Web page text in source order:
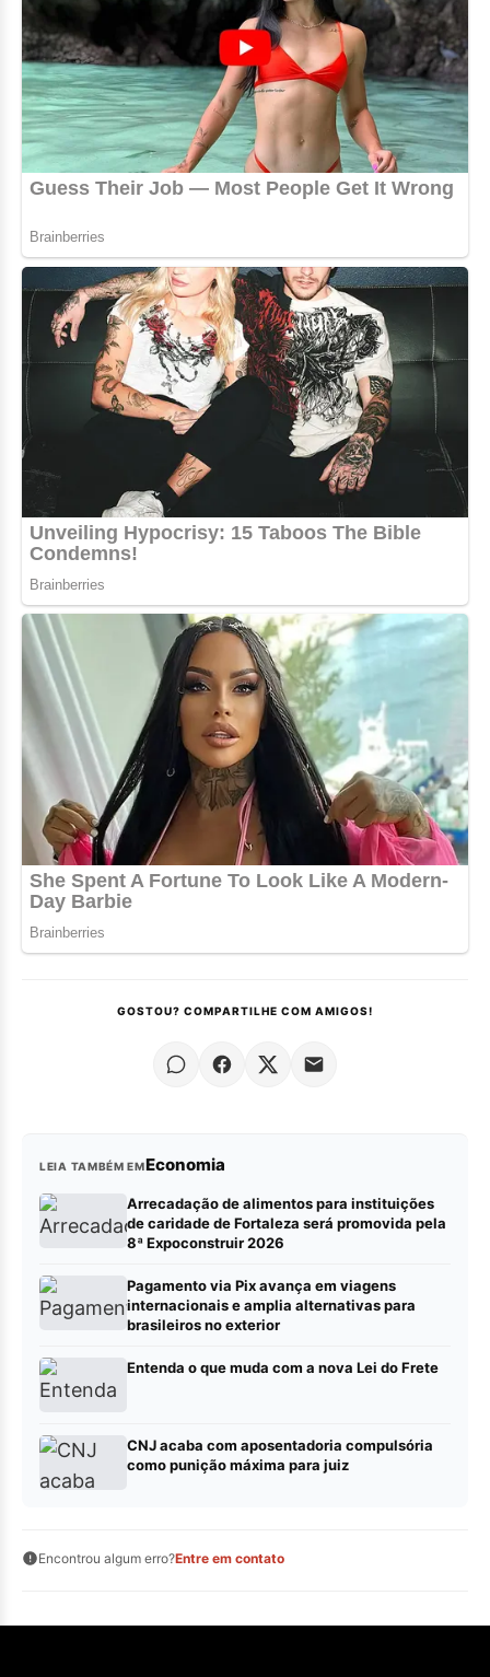
GOSTOU? COMPARTILHE COM AMIGOS!
LEIA TAMBÉM EMEconomia
Arrecadação de alimentos para instituições
de caridade de Fortaleza será promovida pela
8ª Expoconstruir 2026
Pagamento via Pix avança em viagens
internacionais e amplia alternativas para
brasileiros no exterior
Entenda o que muda com a nova Lei do Frete
CNJ acaba com aposentadoria compulsória
como punição máxima para juiz
Encontrou algum erro?Entre em contato